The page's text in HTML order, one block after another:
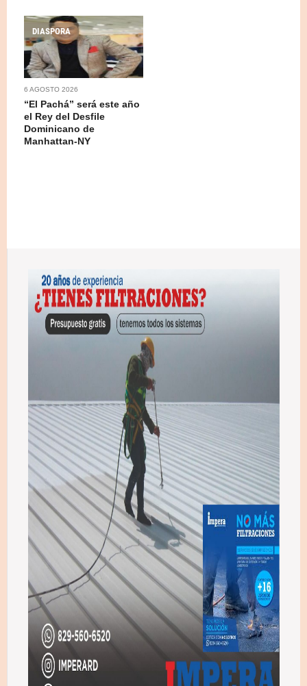
DIASPORA
6 AGOSTO 2026
“El Pachá” será este año
el Rey del Desfile
Dominicano de
Manhattan-NY